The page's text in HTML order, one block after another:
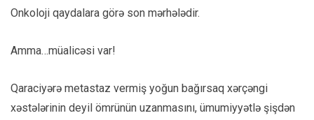
Onkoloji qaydalara görə son mərhələdir.
Amma…müalicəsi var!
Qaraciyərə metastaz vermiş yoğun bağırsaq xərçəngi
xəstələrinin deyil ömrünün uzanmasını, ümumiyyətlə şişdən